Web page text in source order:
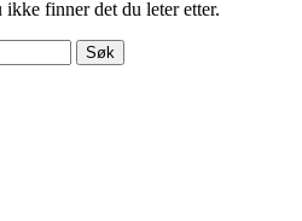
ikke finner det du leter etter.